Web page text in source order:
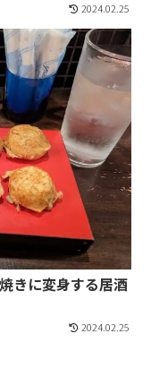
2024.02.25
きに変身する居酒
2024.02.25